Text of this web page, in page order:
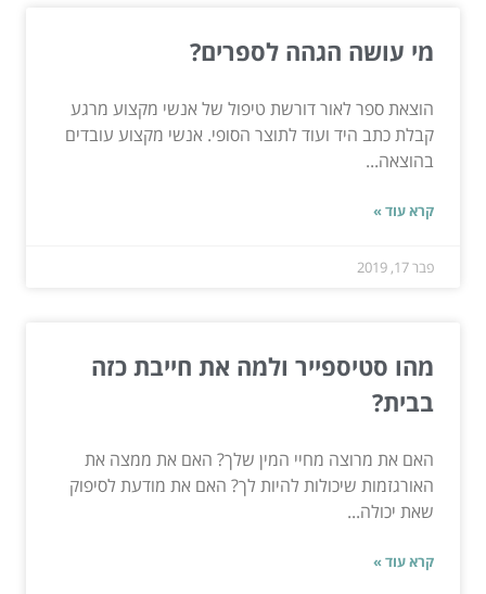
מי עושה הגהה לספרים?
הוצאת ספר לאור דורשת טיפול של אנשי מקצוע מרגע
קבלת כתב היד ועוד לתוצר הסופי. אנשי מקצוע עובדים
בהוצאה...
קרא עוד »
פבר 17, 2019
מהו סטיספייר ולמה את חייבת כזה
בבית?
האם את מרוצה מחיי המין שלך? האם את ממצה את
האורגזמות שיכולות להיות לך? האם את מודעת לסיפוק
שאת יכולה...
קרא עוד »